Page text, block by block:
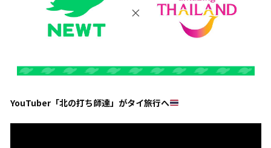
YouTuber「北の打ち師達」がタイ旅行へ